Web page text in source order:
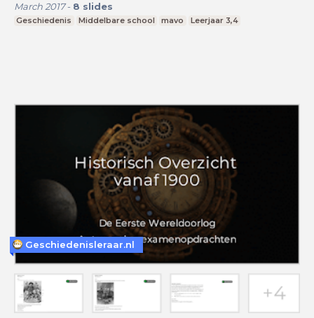
March 2017- 8 slides
Geschiedenis Middelbare school mavo Leerjaar 3,4
Geschiedenisleraar.nl